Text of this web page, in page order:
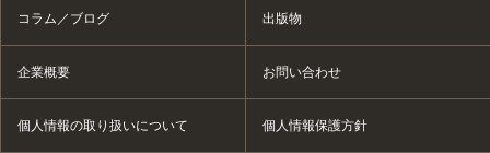
コラム／ブログ 出版物
企業概要 お問い合わせ
個人情報の取り扱いについて 個人情報保護方針